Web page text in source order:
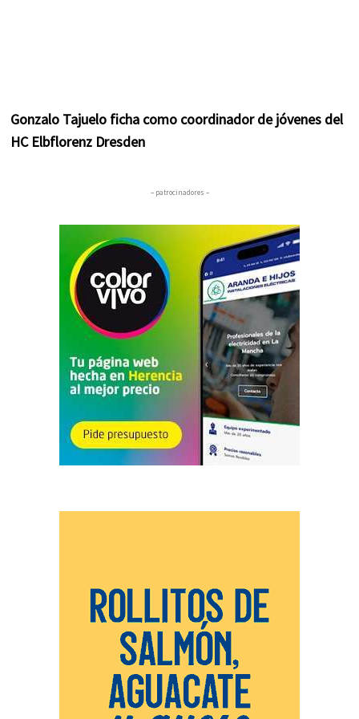
Gonzalo Tajuelo ficha como coordinador de jóvenes del
HC Elbflorenz Dresden
– patrocinadores –